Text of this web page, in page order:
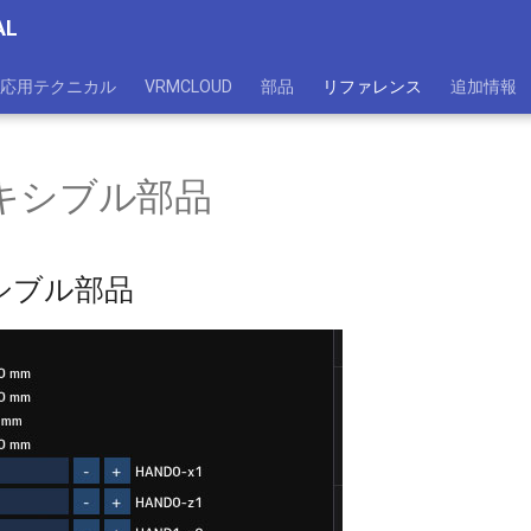
応用テクニカル VRMCLOUD 部品 リファレンス 追加情報
シブル部品
ブル部品